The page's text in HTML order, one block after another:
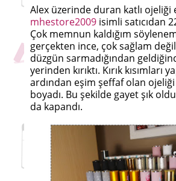
Alex üzerinde duran katlı ojeliği
mhestore2009 isimli satıcıdan
Çok memnun kaldığım
gerçekten ince, çok sağlam değil.
düzgün sarmadığından
yerinden kırıktı. Kırık kısımları
ardından eşim şeffaf olan
boyadı. Bu şekilde gayet şık oldu,
da kapandı.